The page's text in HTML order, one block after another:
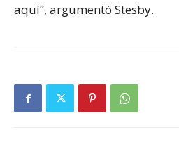
aquí”, argumentó Stesby.